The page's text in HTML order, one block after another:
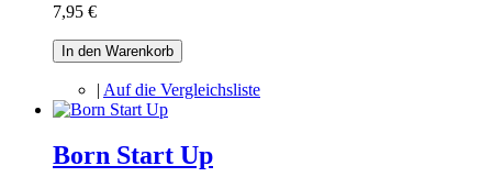
7,95 €
In den Warenkorb
| Auf die Vergleichsliste
Born Start Up